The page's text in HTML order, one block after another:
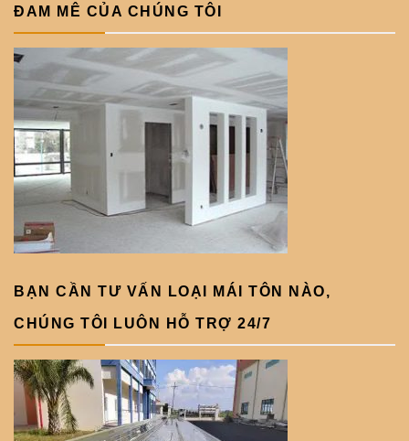
ĐAM MÊ CỦA CHÚNG TÔI
BẠN CẦN TƯ VẤN LOẠI MÁI TÔN NÀO,
CHÚNG TÔI LUÔN HỖ TRỢ 24/7